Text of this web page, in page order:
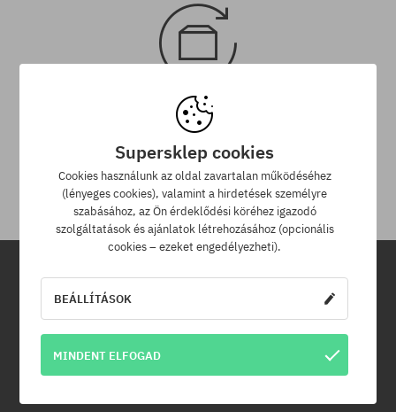
30 nap az áru viszaküldésére
A termék visszaküldésére a csomag kézhezvételétől számítva
30 napod van.
és kedvezményeinkről!
Ráadásul kapsz egy -5% kedvezménykódot az egész
Supersklep cookies
Cookies használunk az oldal zavartalan működéséhez
(lényeges cookies), valamint a hirdetések személyre
szabásához, az Ön érdeklődési köréhez igazodó
szolgáltatások és ajánlatok létrehozásához (opcionális
cookies – ezeket engedélyezheti).
BEÁLLÍTÁSOK
MINDENT ELFOGAD